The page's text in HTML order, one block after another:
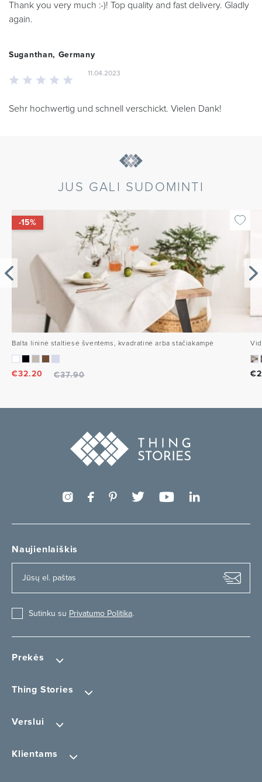
Thank you very much :-)! Top quality and fast delivery. Gladly
again.
Suganthan, Germany
11.04.2023
Sehr hochwertig und schnell verschickt. Vielen Dank!
JUS GALI SUDOMINTI
-15%
Balta lininė staltiesė šventėms, kvadratinė arba stačiakampė
€32.20 €37.90 €
Prekės
Thing Stories
Verslui
Klientams
Naujienlaiškis
Sutinku su Privatumo Politika.